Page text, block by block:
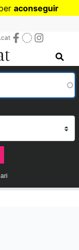
aconseguir